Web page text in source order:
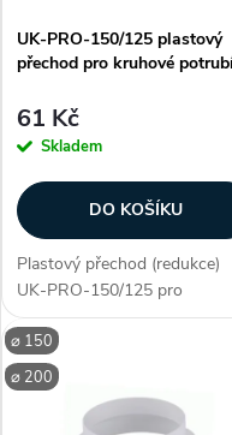
í
p
r
o
d
u
k
s
p
r
o
d
u
UK-PRO-150/125 plastový
přechod pro kruhové
61 Kč
Skladem
DO KOŠÍKU
Plastový přechod (redukce)
UK-PRO-150/125 pro
vzduchotechnické potrubí.
Slouží pro napojení potrubí o
průměru 150 mm s potrubím
průměru 125 mm. Instalace je
snadná a...
⌀ 150
⌀ 200